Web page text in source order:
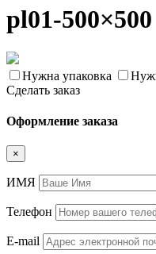
pl01-500×500
Нужна упаковка
Сделать заказ
Оформление заказа
×
ИМЯ
Телефон
E-mail